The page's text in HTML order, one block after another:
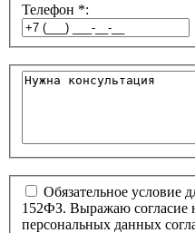
Телефон *:
Обязательное условие
152ФЗ. Выражаю согласие
персональных данных